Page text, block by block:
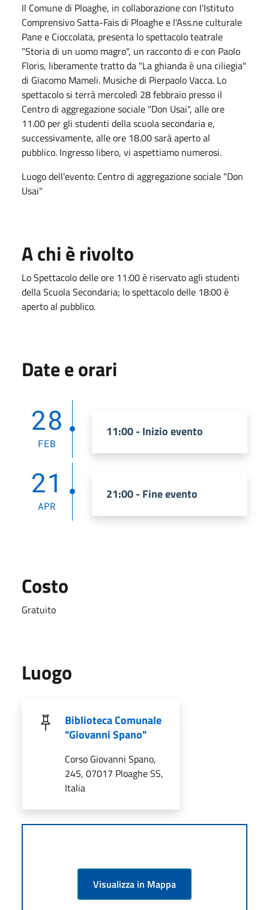
Il Comune di Ploaghe, in collaborazione con l'Istituto
Comprensivo Satta-Fais di Ploaghe e l'Ass.ne culturale
Pane e Cioccolata, presenta lo spettacolo teatrale
"Storia di un uomo magro", un racconto di e con Paolo
Floris, liberamente tratto da "La ghianda è una ciliegia"
di Giacomo Mameli. Musiche di Pierpaolo Vacca. Lo
spettacolo si terrà mercoledì 28 febbraio presso il
Centro di aggregazione sociale "Don Usai", alle ore
11.00 per gli studenti della scuola secondaria e,
successivamente, alle ore 18.00 sarà aperto al
pubblico. Ingresso libero, vi aspettiamo numerosi.
Luogo dell'evento: Centro di aggregazione sociale "Don
Usai"
A chi è rivolto
Lo Spettacolo delle ore 11:00 è riservato agli studenti
della Scuola Secondaria; lo spettacolo delle 18:00 è
aperto al pubblico.
Date e orari
28
FEB
11:00 - Inizio evento
21
APR
21:00 - Fine evento
Costo
Gratuito
Luogo
Biblioteca Comunale
"Giovanni Spano"
Corso Giovanni Spano,
245, 07017 Ploaghe SS,
Italia
Visualizza in Mappa